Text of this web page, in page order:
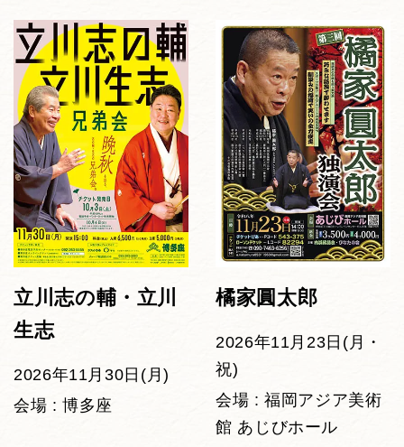
立川志の輔・立川
生志
2026年11月30日(月)
会場 : 博多座
橘家圓太郎
2026年11月23日(月・
祝)
会場 : 福岡アジア美術
館 あじびホール